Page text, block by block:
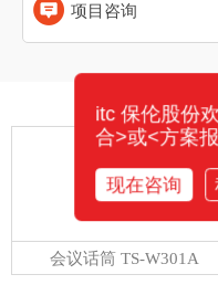
项目咨询
会议话筒 TS-W301A
itc 保伦股份
合>或<方案
现在咨询